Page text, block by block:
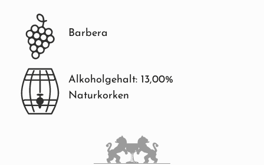
Barbera
Alkoholgehalt: 13,00%
Naturkorken